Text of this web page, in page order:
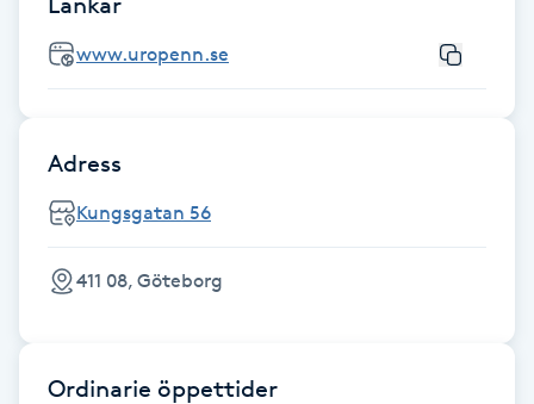
Face framing
Faceliftmassage
Fet hårbotten
Fettreducering
www.uropenn.se
Adress
Kungsgatan 56
411 08, Göteborg
Ordinarie öppettider